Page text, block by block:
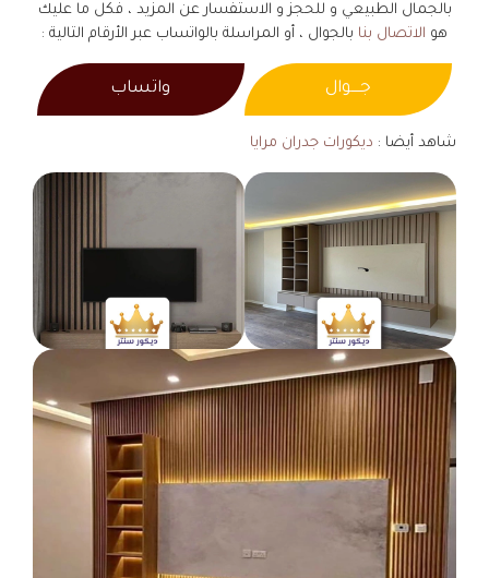
بالجمال الطبيعي و للحجز و الاستفسار عن المزيد ، فكل ما عليك
هو الاتصال بنا بالجوال ، أو المراسلة بالواتساب عبر الأرقام التالية :
جــــوال واتساب
شاهد أيضا : ديكورات جدران مرايا